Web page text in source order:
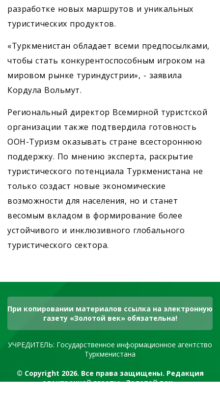
разработке новых маршрутов и уникальных
туристических продуктов.
«Туркменистан обладает всеми предпосылками,
чтобы стать конкурентоспособным игроком на
мировом рынке туриндустрии», - заявила
Кордула Вольмут.
Региональный директор Всемирной туристской
организации также подтвердила готовность
ООН-Туризм оказывать стране всестороннюю
поддержку. По мнению эксперта, раскрытие
туристического потенциала Туркменистана не
только создаст новые экономические
возможности для населения, но и станет
весомым вкладом в формирование более
устойчивого и инклюзивного глобального
туристического сектора.
При копировании материалов ссылка на электронную
газету «Золотой век» обязательна!
УЧРЕДИТЕЛЬ: Государственное информационное агентство
Туркменистана
© Copyright 2026. Все права защищены. Редакция
электронной газеты «Золотой век»